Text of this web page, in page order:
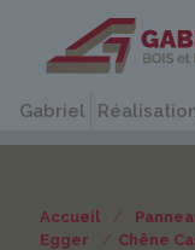
Gabriel
Accueil /
Egger
/ Chêne